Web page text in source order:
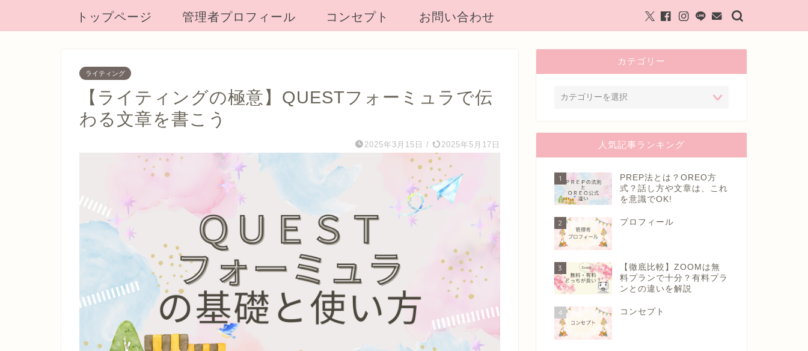
トップページ 管理者プロフィール コンセプト お問い合わせ
ライティング
【ライティングの極意】QUESTフォーミュラで伝
わる文章を書こう
2025年3月15日 / 2025年5月17日
カテゴリー
人気記事ランキング
1
PREP法とは？OREO方
式？話し方や文章は、これ
を意識でOK!
2 プロフィール
3
【徹底比較】ZOOMは無
料プランで十分？有料プラ
ンとの違いを解説
4 コンセプト